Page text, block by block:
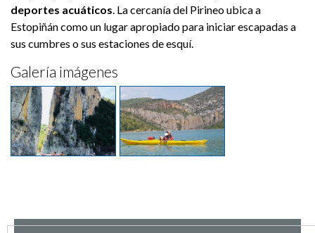
deportes acuáticos . La cercanía del Pirineo ubica a
Estopiñán como un lugar apropiado para iniciar escapadas a
sus cumbres o sus estaciones de esquí.
Galería imágenes